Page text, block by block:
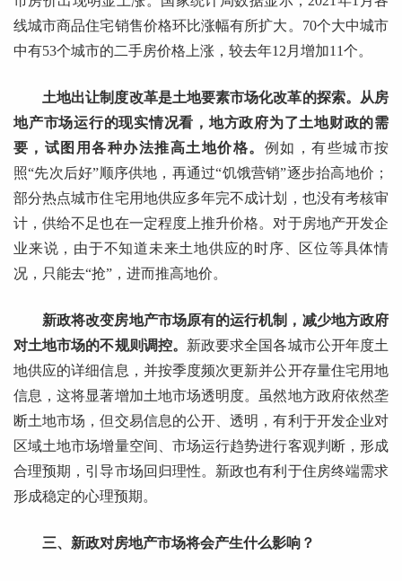
线城市商品住宅销售价格环比涨幅有所扩大。70个大中城市
中有53个城市的二手房价格上涨，较去年12月增加11个。
土地出让制度改革是土地要素市场化改革的探索。从房
地产市场运行的现实情况看，地方政府为了土地财政的需
要，试图用各种办法推高土地价格。 例如，有些城市按
照“先次后好”顺序供地，再通过“饥饿营销”逐步抬高地价；
部分热点城市住宅用地供应多年完不成计划，也没有考核审
计，供给不足也在一定程度上推升价格。对于房地产开发企
业来说，由于不知道未来土地供应的时序、区位等具体情
况，只能去“抢”，进而推高地价。
新政将改变房地产市场原有的运行机制，减少地方政府
对土地市场的不规则调控。 新政要求全国各城市公开年度土
地供应的详细信息，并按季度频次更新并公开存量住宅用地
信息，这将显著增加土地市场透明度。虽然地方政府依然垄
断土地市场，但交易信息的公开、透明，有利于开发企业对
区域土地市场增量空间、市场运行趋势进行客观判断，形成
合理预期，引导市场回归理性。新政也有利于住房终端需求
形成稳定的心理预期。
三、新政对房地产市场将会产生什么影响？